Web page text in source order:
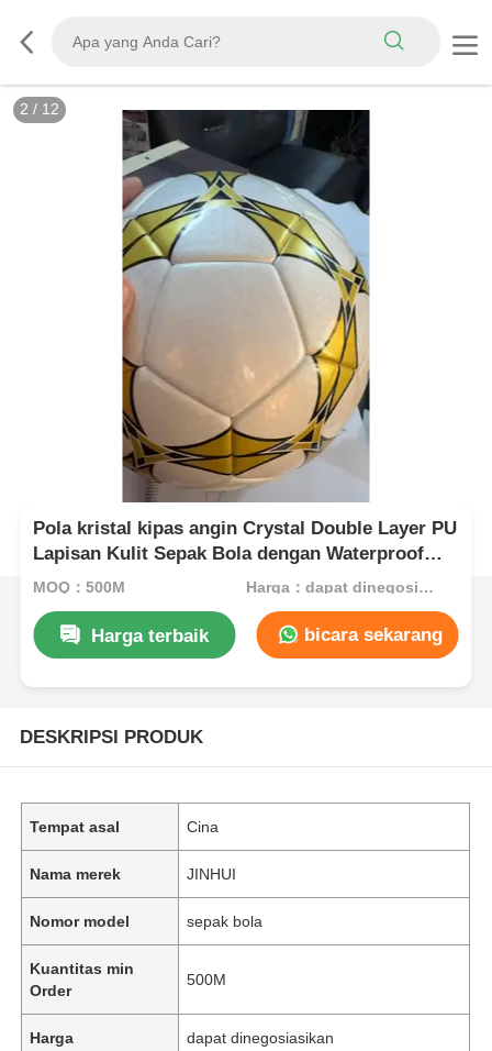
3 / 12
Pola kristal kipas angin Crystal Double Layer PU
Lapisan Kulit Sepak Bola dengan Waterproof
Non-Woven Backing dan Pola yang dapat
MOQ：500M Harga：dapat dinegosiasikan
Harga terbaik bicara sekarang
DESKRIPSI PRODUK
Tempat asal Cina
Nama merek JINHUI
Nomor model sepak bola
Kuantitas min
Order
500M
Harga dapat dinegosiasikan